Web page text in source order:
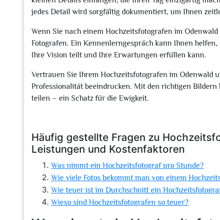
jedes Detail wird sorgfältig dokumentiert, um Ihnen
Wenn Sie nach einem Hochzeitsfotografen im
Fotografen. Ein Kennenlerngespräch kann Ihnen
Ihre Vision teilt und Ihre Erwartungen erfüllen kann.
Vertrauen Sie Ihrem Hochzeitsfotografen im Odenwald
Professionalität beeindrucken. Mit den richtigen
teilen – ein Schatz für die Ewigkeit.
Häufig gestellte Fragen zu
Leistungen und Kostenfaktoren
Was nimmt ein Hochzeitsfotograf pro Stunde?
Wie viele Fotos bekommt man von einem
Wie teuer ist im Durchschnitt ein
Wieso sind Hochzeitsfotografen so teuer?